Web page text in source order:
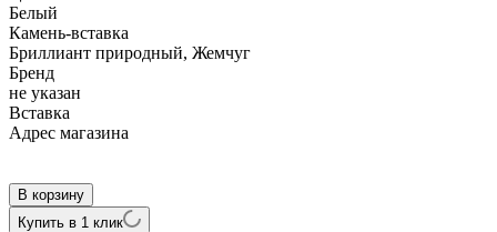
Белый
Камень-вставка
Бриллиант природный, Жемчуг
Бренд
не указан
Вcтавка
Адрес магазина
В корзину
Купить в 1 клик